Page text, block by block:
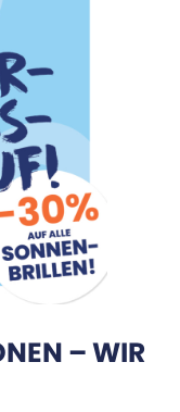
– WIR